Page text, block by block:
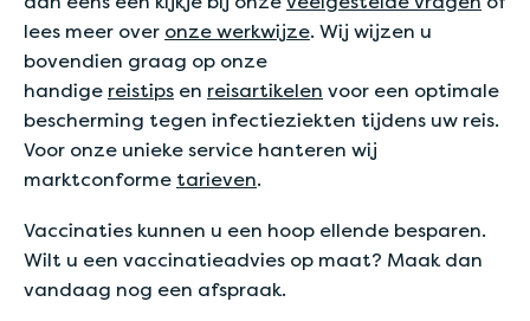
lees meer over onze werkwijze. Wij wijzen u
bovendien graag op onze
handige reistips en reisartikelen voor een optimale
bescherming tegen infectieziekten tijdens uw reis.
Voor onze unieke service hanteren wij
marktconforme tarieven.
Vaccinaties kunnen u een hoop ellende besparen.
Wilt u een vaccinatieadvies op maat? Maak dan
vandaag nog een afspraak.